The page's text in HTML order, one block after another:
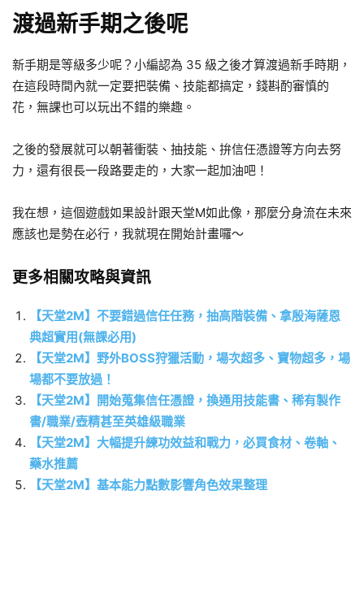
渡過新手期之後呢
新手期是等級多少呢？小編認為 35 級之後才算渡過新手時期，
在這段時間內就一定要把裝備、技能都搞定，錢斟酌審慎的
花，無課也可以玩出不錯的樂趣。
之後的發展就可以朝著衝裝、抽技能、拚信任憑證等方向去努
力，還有很長一段路要走的，大家一起加油吧！
我在想，這個遊戲如果設計跟天堂M如此像，那麼分身流在未來
應該也是勢在必行，我就現在開始計畫囉～
更多相關攻略與資訊
【天堂2M】不要錯過信任任務，抽高階裝備、拿殷海薩恩
典超實用(無課必用)
【天堂2M】野外BOSS狩獵活動，場次超多、寶物超多，場
場都不要放過！
【天堂2M】開始蒐集信任憑證，換通用技能書、稀有製作
書/職業/壺精甚至英雄級職業
【天堂2M】大幅提升練功效益和戰力，必買食材、卷軸、
藥水推薦
【天堂2M】基本能力點數影響角色效果整理